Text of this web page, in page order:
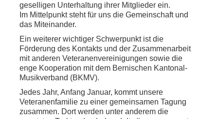
geselligen Unterhaltung ihrer Mitglieder ein.
Im Mittelpunkt steht für uns die Gemeinschaft und
das Miteinander.
Ein weiterer wichtiger Schwerpunkt ist die
Förderung des Kontakts und der Zusammenarbeit
mit anderen Veteranenvereinigungen sowie die
enge Kooperation mit dem Bernischen Kantonal-
Musikverband (BKMV).
Jedes Jahr, Anfang Januar, kommt unsere
Veteranenfamilie zu einer gemeinsamen Tagung
zusammen. Dort werden unter anderem die